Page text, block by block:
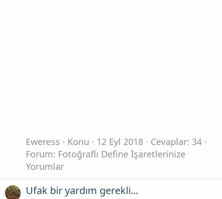
Eweress Konu 12 Eyl 2018
Cevaplar: 34
Forum: Fotoğraflı Define İşaretlerinize
Yorumlar
Ufak bir yardım gerekli...